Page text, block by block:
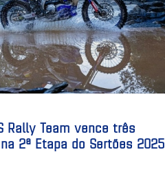
Rally Team vence três
2ª Etapa do Sertões 2025